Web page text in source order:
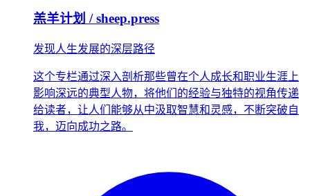
羔羊计划 / sheep.press
发现人生发展的深层路径
这个专栏通过深入剖析那些曾在个人成长和职业生涯上
影响深远的典型人物，将他们的经验与独特的视角传递
给读者，让人们能够从中汲取智慧和灵感，不断突破自
我，迈向成功之路。